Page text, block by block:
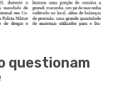
questionam